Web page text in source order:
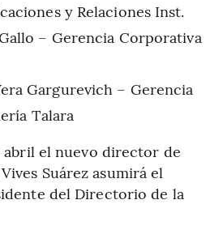
y Relaciones Inst.
– Gerencia Corporativa
Gargurevich – Gerencia
Talara
abril el nuevo director de
Suárez asumirá el
del Directorio de la